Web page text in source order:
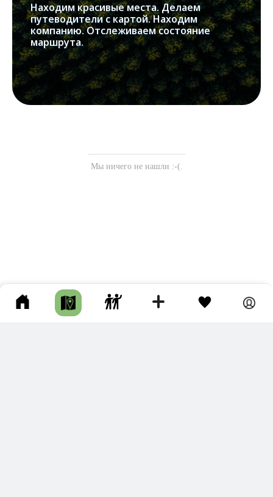
Находим красивые места. Делаем
путеводители с картой. Находим
компанию. Отслеживаем состояние
маршрута.
Мы ничего не нашли :-(.